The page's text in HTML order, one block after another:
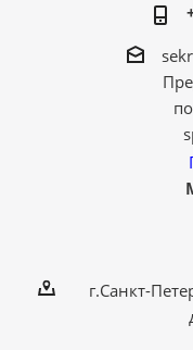
г.Санкт-